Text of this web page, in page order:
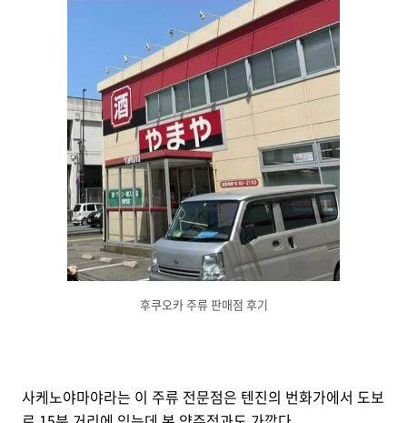
후쿠오카 주류 판매점 후기
사케노야마야라는 이 주류 전문점은 텐진의 번화가에서 도보